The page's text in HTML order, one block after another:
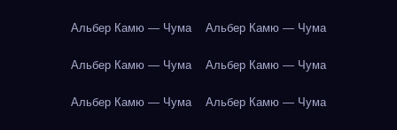
Альбер Камю — Чума Альбер Камю — Чума
Альбер Камю — Чума Альбер Камю — Чума
Альбер Камю — Чума Альбер Камю — Чума